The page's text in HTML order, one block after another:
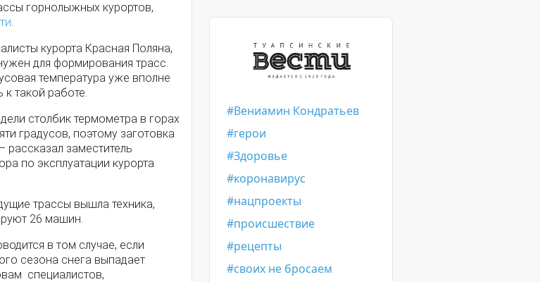
горнолыжных курортов,
.
курорта Красная Поляна,
для формирования трасс.
температура уже вполне
к такой работе.
столбик термометра в горах
градусов, поэтому заготовка
рассказал заместитель
по эксплуатации курорта
трассы вышла техника,
26 машин.
в том случае, если
сезона снега выпадает
специалистов,
Вениамин Кондратьев
герои
Здоровье
коронавирус
нацпроекты
происшествие
рецепты
своих не бросаем